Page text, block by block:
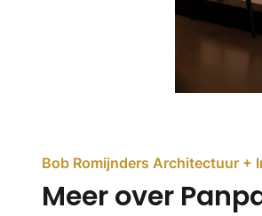
Bob Romijnders Architectuur +
Meer over